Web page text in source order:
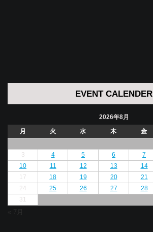
EVENT CALENDER
2026年8月
月
火 水 木 金
3
4 5 6 7
10
11 12 13 14
17
18 19 20 21
24
25 26 27 28
31
« 7月